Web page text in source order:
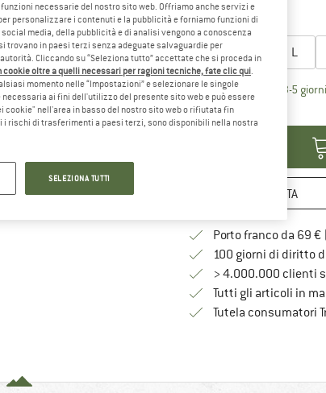
22%
Scegli la taglia:
S M L
Tempi di consegna: 3-5
Quantità:
ANNOTA
Porto franco da 69 €
100 giorni di diritto
> 4.000.000 clienti
Tutti gli articoli in
Tutela consumatori
necessarie del nostro sito web. Offriamo anche servizi e
personalizzare i contenuti e la pubblicità e forniamo funzioni di
media, della pubblicità e di analisi vengono a conoscenza
in paesi terzi senza adeguate salvaguardie per
Cliccando su “Seleziona tutto” accettate che si proceda in
oltre a quelli necessari per ragioni tecniche, fate clic qui
momento nelle “Impostazioni” e selezionare le singole
ai fini dell'utilizzo del presente sito web e può essere
cookie" nell'area in basso del nostro sito web o rifiutata fin
rischi di trasferimenti a paesi terzi, sono disponibili nella nostra
SELEZIONA TUTTI